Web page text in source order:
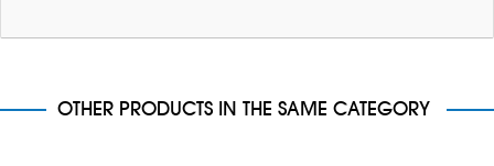
OTHER PRODUCTS IN THE SAME CATEGORY